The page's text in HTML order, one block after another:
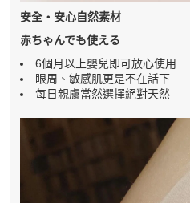
安全・安心自然素材
赤ちゃんでも使える
6個月以上嬰兒即可放心使用
眼周、敏感肌更是不在話下
每日親膚當然選擇絕對天然